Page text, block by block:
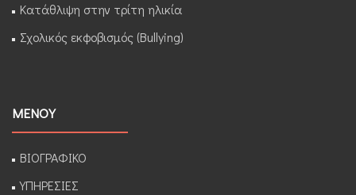
Κατάθλιψη στην τρίτη ηλικία
Σχολικός εκφοβισμός (Bullying)
ΜΕΝΟΥ
ΒΙΟΓΡΑΦΙΚΟ
ΥΠΗΡΕΣΙΕΣ